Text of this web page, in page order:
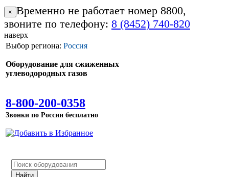
× Временно не работает номер 8800,
звоните по телефону: 8 (8452) 740-820
наверх
Выбор региона: Россия
Оборудование для сжиженных
углеводородных газов
8-800-200-0358
Звонки по России бесплатно